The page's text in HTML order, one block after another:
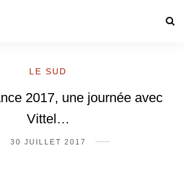
LE SUD
2017, une journée avec
Vittel…
30 JUILLET 2017